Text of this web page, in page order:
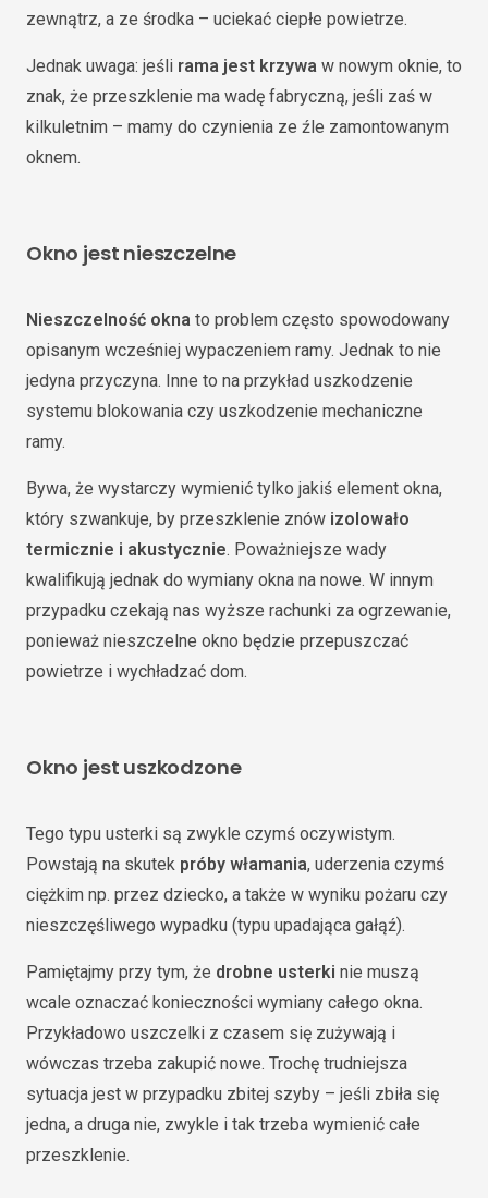
zewnątrz, a ze środka – uciekać ciepłe powietrze.
Jednak uwaga: jeśli rama jest krzywa w nowym oknie, to
znak, że przeszklenie ma wadę fabryczną, jeśli zaś w
kilkuletnim – mamy do czynienia ze źle zamontowanym
oknem.
Okno jest nieszczelne
Nieszczelność okna to problem często spowodowany
opisanym wcześniej wypaczeniem ramy. Jednak to nie
jedyna przyczyna. Inne to na przykład uszkodzenie
systemu blokowania czy uszkodzenie mechaniczne
ramy.
Bywa, że wystarczy wymienić tylko jakiś element okna,
który szwankuje, by przeszklenie znów izolowało
termicznie i akustycznie. Poważniejsze wady
kwalifikują jednak do wymiany okna na nowe. W innym
przypadku czekają nas wyższe rachunki za ogrzewanie,
ponieważ nieszczelne okno będzie przepuszczać
powietrze i wychładzać dom.
Okno jest uszkodzone
Tego typu usterki są zwykle czymś oczywistym.
Powstają na skutek próby włamania, uderzenia czymś
ciężkim np. przez dziecko, a także w wyniku pożaru czy
nieszczęśliwego wypadku (typu upadająca gałąź).
Pamiętajmy przy tym, że drobne usterki nie muszą
wcale oznaczać konieczności wymiany całego okna.
Przykładowo uszczelki z czasem się zużywają i
wówczas trzeba zakupić nowe. Trochę trudniejsza
sytuacja jest w przypadku zbitej szyby – jeśli zbiła się
jedna, a druga nie, zwykle i tak trzeba wymienić całe
przeszklenie.